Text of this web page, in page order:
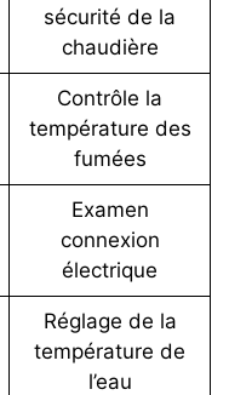
sécurité de la
chaudière
Contrôle la
température des
fumées
Examen
connexion
électrique
Réglage de la
température de
l’eau